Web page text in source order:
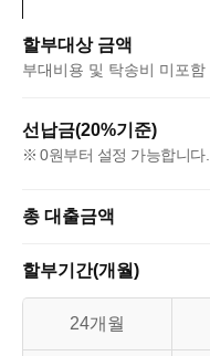
할부대상 금액
부대비용 및 탁송비 미포함
선납금(20%기준)
0원부터 설정 가능합니다.
총 대출금액
할부기간(개월)
24개월